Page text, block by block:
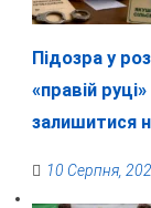
Підозра у
«правій
залишитися
10 Серпня,